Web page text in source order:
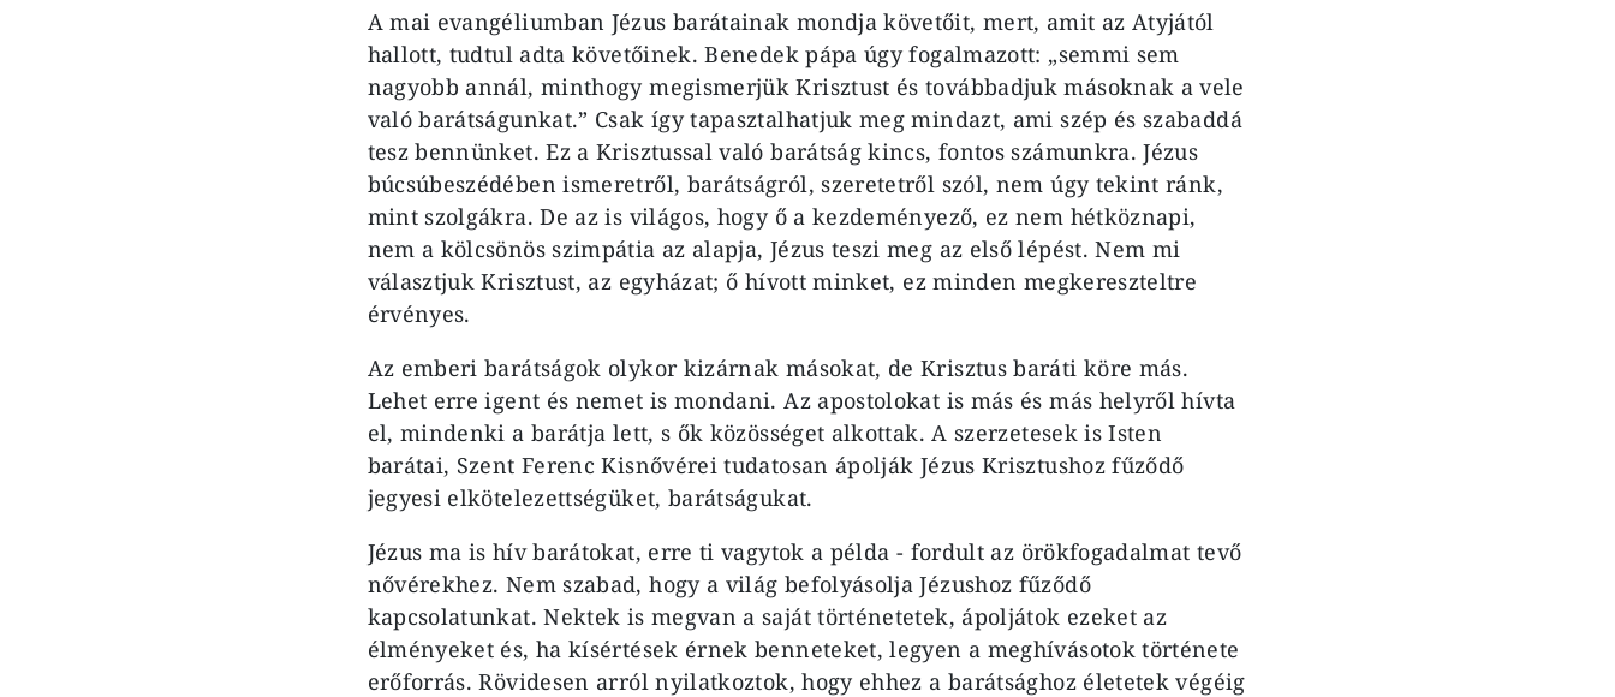
A mai evangéliumban Jézus barátainak mondja követőit, mert, amit az Atyjától
hallott, tudtul adta követőinek. Benedek pápa úgy fogalmazott: „semmi sem
nagyobb annál, minthogy megismerjük Krisztust és továbbadjuk másoknak a vele
való barátságunkat.” Csak így tapasztalhatjuk meg mindazt, ami szép és szabaddá
tesz bennünket. Ez a Krisztussal való barátság kincs, fontos számunkra. Jézus
búcsúbeszédében ismeretről, barátságról, szeretetről szól, nem úgy tekint ránk,
mint szolgákra. De az is világos, hogy ő a kezdeményező, ez nem hétköznapi,
nem a kölcsönös szimpátia az alapja, Jézus teszi meg az első lépést. Nem mi
választjuk Krisztust, az egyházat; ő hívott minket, ez minden megkereszteltre
érvényes.
Az emberi barátságok olykor kizárnak másokat, de Krisztus baráti köre más.
Lehet erre igent és nemet is mondani. Az apostolokat is más és más helyről hívta
el, mindenki a barátja lett, s ők közösséget alkottak. A szerzetesek is Isten
barátai, Szent Ferenc Kisnővérei tudatosan ápolják Jézus Krisztushoz fűződő
jegyesi elkötelezettségüket, barátságukat.
Jézus ma is hív barátokat, erre ti vagytok a példa - fordult az örökfogadalmat tevő
nővérekhez. Nem szabad, hogy a világ befolyásolja Jézushoz fűződő
kapcsolatunkat. Nektek is megvan a saját történetetek, ápoljátok ezeket az
élményeket és, ha kísértések érnek benneteket, legyen a meghívásotok története
erőforrás. Rövidesen arról nyilatkoztok, hogy ehhez a barátsághoz életetek végéig